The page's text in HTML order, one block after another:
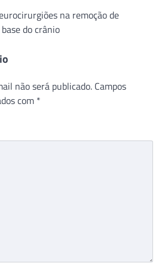
na remoção de
do crânio
não será publicado. Campos
com *